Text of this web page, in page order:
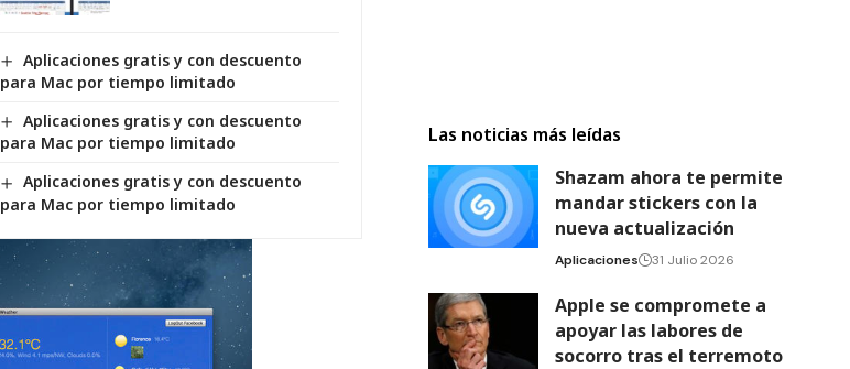
Aplicaciones gratis y con descuento
para Mac por tiempo limitado
Aplicaciones gratis y con descuento
para Mac por tiempo limitado
Aplicaciones gratis y con descuento
para Mac por tiempo limitado
Las noticias más leídas
Shazam ahora te permite
mandar stickers con la
nueva actualización
Aplicaciones 31 Julio 2026
Apple se compromete a
apoyar las labores de
socorro tras el terremoto